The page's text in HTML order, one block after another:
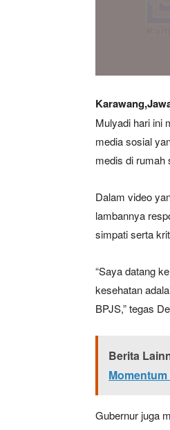
Mulyadi hari ini
media sosial
medis di rumah
Dalam video
lambannya
simpati serta
“Saya datang
kesehatan
BPJS,” tegas
Berita
Gubernur juga